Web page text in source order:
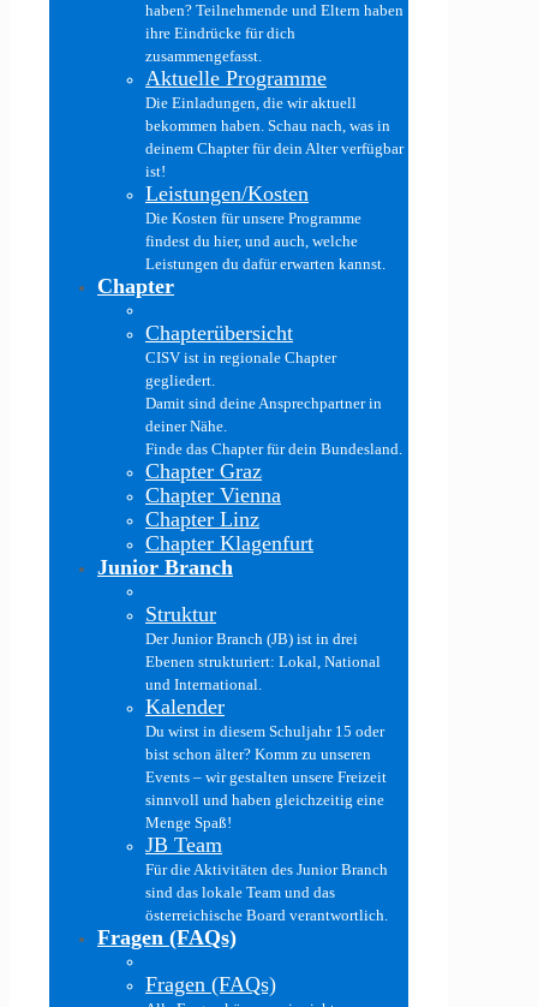
haben? Teilnehmende und Eltern haben
ihre Eindrücke für dich
zusammengefasst.
Aktuelle Programme
Die Einladungen, die wir aktuell
bekommen haben. Schau nach, was in
deinem Chapter für dein Alter verfügbar
ist!
Leistungen/Kosten
Die Kosten für unsere Programme
findest du hier, und auch, welche
Leistungen du dafür erwarten kannst.
Chapter
Chapterübersicht
CISV ist in regionale Chapter
gegliedert.
Damit sind deine Ansprechpartner in
deiner Nähe.
Finde das Chapter für dein Bundesland.
Chapter Graz
Chapter Vienna
Chapter Linz
Chapter Klagenfurt
Junior Branch
Struktur
Der Junior Branch (JB) ist in drei
Ebenen strukturiert: Lokal, National
und International.
Kalender
Du wirst in diesem Schuljahr 15 oder
bist schon älter? Komm zu unseren
Events – wir gestalten unsere Freizeit
sinnvoll und haben gleichzeitig eine
Menge Spaß!
JB Team
Für die Aktivitäten des Junior Branch
sind das lokale Team und das
österreichische Board verantwortlich.
Fragen (FAQs)
Fragen (FAQs)